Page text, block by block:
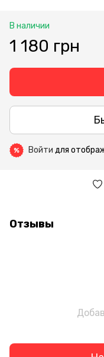
В наличии
1 180 грн
% Войти для
Отзывы